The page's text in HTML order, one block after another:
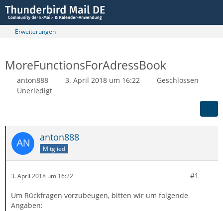
Erweiterungen
MoreFunctionsForAdressBook
anton888 3. April 2018 um 16:22
Geschlossen
Unerledigt
anton888
Mitglied
3. April 2018 um 16:22 #1
Um Rückfragen vorzubeugen, bitten wir um folgende
Angaben: